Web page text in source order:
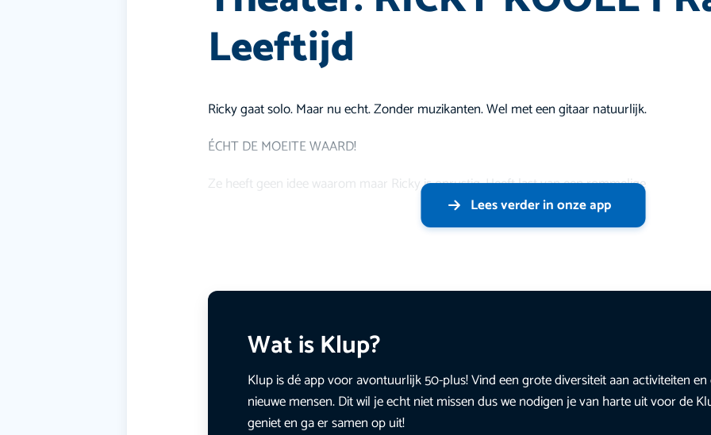
Leeftijd
Ricky gaat solo. Maar nu echt. Zonder muzikanten. Wel met een gitaar natuurlijk.
ÉCHT DE MOEITE WAARD!
Ze heeft geen idee waarom maar Ricky is onrustig. Heeft last van een rommelige
Lees verder in onze app
Wat is Klup?
Klup is dé app voor avontuurlijk 50-plus! Vind een grote diversiteit aan activiteiten
nieuwe mensen. Dit wil je echt niet missen dus we nodigen je van harte uit voor de
geniet en ga er samen op uit!